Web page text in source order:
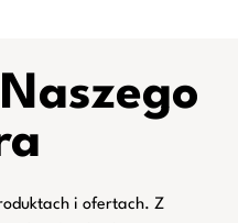
i ofertach. Z